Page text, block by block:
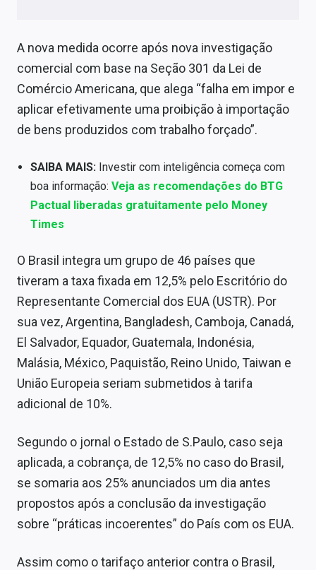
Conteúdo de Marca
Sobre
Expediente
A nova medida ocorre após nova investigação
comercial com base na Seção 301 da Lei de
Comércio Americana, que alega “falha em impor e
aplicar efetivamente uma proibição à importação
de bens produzidos com trabalho forçado”.
SAIBA MAIS: Investir com inteligência começa com
boa informação:Veja as recomendações do BTG
Pactual liberadas gratuitamente pelo Money
Times
O Brasil integra um grupo de 46 países que
tiveram a taxa fixada em 12,5% pelo Escritório do
Representante Comercial dos EUA (USTR). Por
sua vez, Argentina, Bangladesh, Camboja, Canadá,
El Salvador, Equador, Guatemala, Indonésia,
Malásia, México, Paquistão, Reino Unido, Taiwan e
União Europeia seriam submetidos à tarifa
adicional de 10%.
Segundo o jornal o Estado de S.Paulo, caso seja
aplicada, a cobrança, de 12,5% no caso do Brasil,
se somaria aos 25% anunciados um dia antes
propostos após a conclusão da investigação
sobre “práticas incoerentes” do País com os EUA.
Assim como o tarifaço anterior contra o Brasil,